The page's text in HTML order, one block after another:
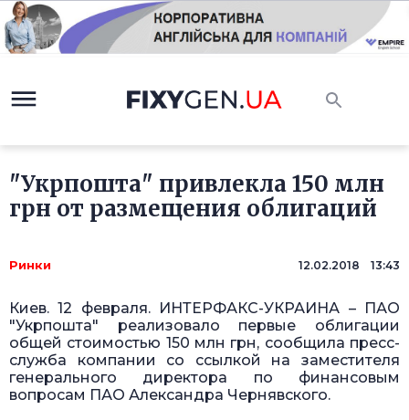
"Укрпошта" привлекла 150 млн
грн от размещения облигаций
Ринки 12.02.2018 13:43
Киев. 12 февраля. ИНТЕРФАКС-УКРАИНА – ПАО
"Укрпошта" реализовало первые облигации
общей стоимостью 150 млн грн, сообщила пресс-
служба компании со ссылкой на заместителя
генерального директора по финансовым
вопросам ПАО Александра Чернявского.